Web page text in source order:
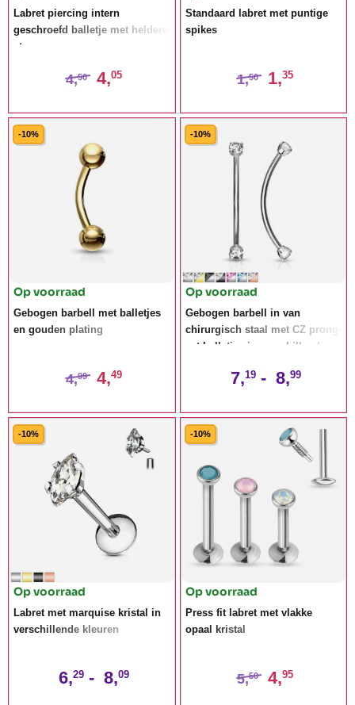
Labret piercing intern
geschroefd balletje met heldere
steen
4,50 4,05
Standaard labret met puntige
spikes
1,50 1,35
-10%
Op voorraad
Gebogen barbell met balletjes
en gouden plating
4,99 4,49
-10%
Op voorraad
Gebogen barbell in van
chirurgisch staal met CZ prong-
set balletjes in verschillende
7,19 - 8,99
-10%
Op voorraad
Labret met marquise kristal in
verschillende kleuren
6,29 - 8,09
-10%
Op voorraad
Press fit labret met vlakke
opaal kristal
5,50 4,95